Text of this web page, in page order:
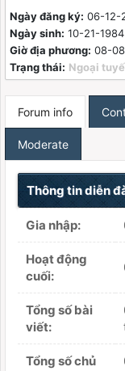
Ngày đăng ký: 06-12-
Ngày sinh: 10-21-
Giờ địa phương: 08-
Trạng thái: Ngoại
Forum info
Moderate
Thông tin diễn
Gia nhập:
Hoạt động
cuối:
Tổng số bài
viết:
Tổng số chủ